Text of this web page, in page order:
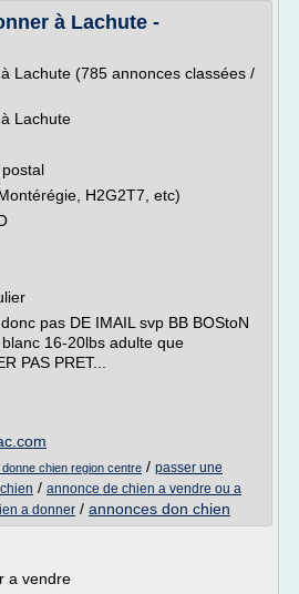
à Lachute -
Lachute (785 annonces classées /
Lachute
H2G2T7, etc)
pas DE IMAIL svp BB BOStoN
16-20lbs adulte que
PAS PRET...
chien region centre / passer une
/ annonce de chien a vendre ou a
a donner / annonces don chien
a vendre